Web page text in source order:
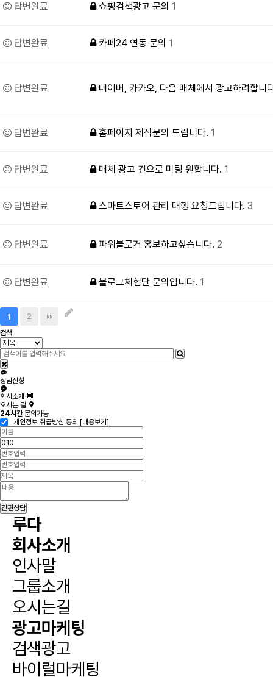
답변완료 쇼핑검색광고 문의 1
답변완료 카페24 연동 문의 1
답변완료 네이버, 카카오, 다음 매체에서 광고하려합니
답변완료 홈페이지 제작문의 드립니다. 1
답변완료 매체 광고 건으로 미팅 원합니다. 1
답변완료 스마트스토어 관리 대행 요청드립니다. 3
답변완료 파워블로거 홍보하고싶습니다. 2
답변완료 블로그체험단 문의입니다. 1
1 2
검색
상담신청
회사소개
오시는 길
24시간문의가능
개인정보 취급방침 동의 [내용보기]
간편상담
루다
회사소개
인사말
그룹소개
오시는길
광고마케팅
검색광고
바이럴마케팅